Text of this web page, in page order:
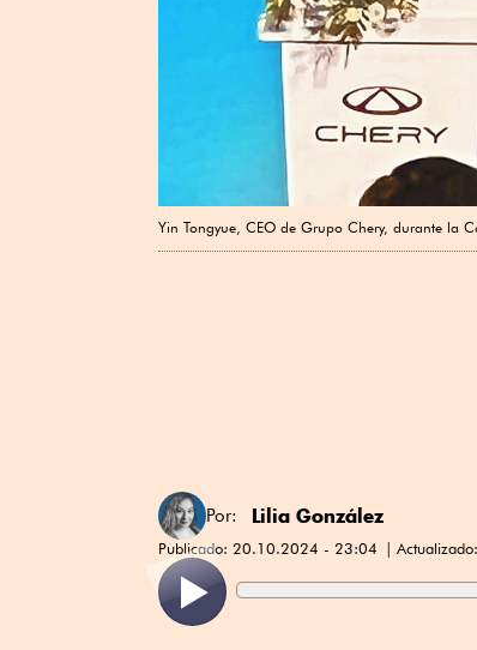
Yin Tongyue, CEO de Grupo Chery, durante la
Por: Lilia González
Publicado: 20.10.2024 - 23:04 Actualizado: